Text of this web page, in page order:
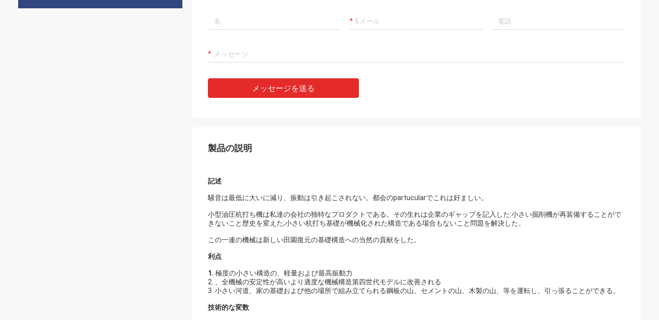
メッセージを送る
製品の説明
記述
騒音は最低に大いに減り、振動は引き起こされない。都会のpartucularでこれは好ましい。
小型油圧杭打ち機は私達の会社の独特なプロダクトである。その生れは企業のギャップを記入した:小さい掘削機が再装備することがで
きないこと歴史を変えた;小さい杭打ち基礎が機械化された構造である場合もないこと問題を解決した。
この一連の機械は新しい田園復元の基礎構造への当然の貢献をした。
利点
1. 極度の小さい構造の、軽量および最高振動力
2. 、全機械の安定性が高いより適度な機械構造第四世代モデルに改善される
3. 小さい河道、家の基礎および他の場所で組み立てられる鋼板の山、セメントの山、木製の山、等を運転し、引っ張ることができる。
技術的な変数